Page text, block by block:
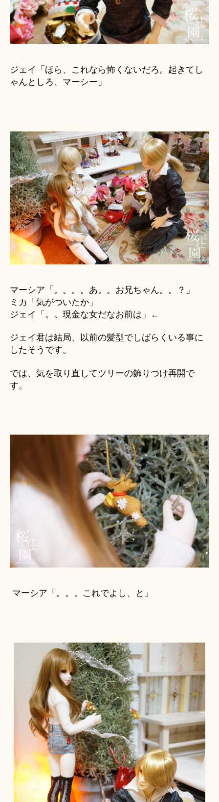
ジェイ「ほら、これなら怖くないだろ。起きてし
ゃんとしろ、マーシー」
マーシア「。。。。あ。。お兄ちゃん。。？」
ミカ「気がついたか」
ジェイ「。。現金な女だなお前は」←
ジェイ君は結局、以前の髪型でしばらくいる事に
したそうです。
では、気を取り直してツリーの飾りつけ再開で
す。
マーシア「。。。これでよし、と」